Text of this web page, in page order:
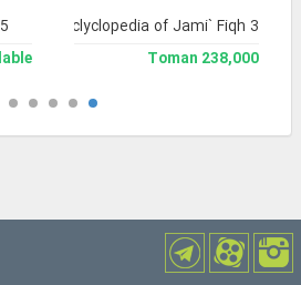
and Enclyclopedia of Jami` Fiqh 3
238,000 Toman